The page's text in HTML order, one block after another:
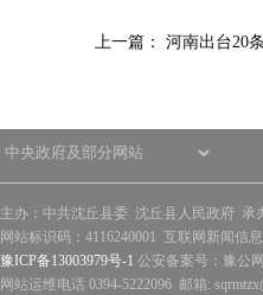
上一篇： 河南出台20
主办：中共沈丘县委 沈丘县人民政府 承
网站标识码：4116240001 互联网新闻信
豫ICP备13003979号-1 公安备案号：豫公
网站运维电话 0394-5222096 邮箱: